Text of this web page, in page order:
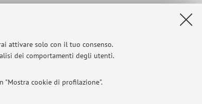
attivare solo con il tuo consenso.
dei comportamenti degli utenti.
"Mostra cookie di profilazione".